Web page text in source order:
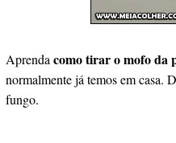
Aprenda como tirar o mofo da
normalmente já temos em casa.
fungo.